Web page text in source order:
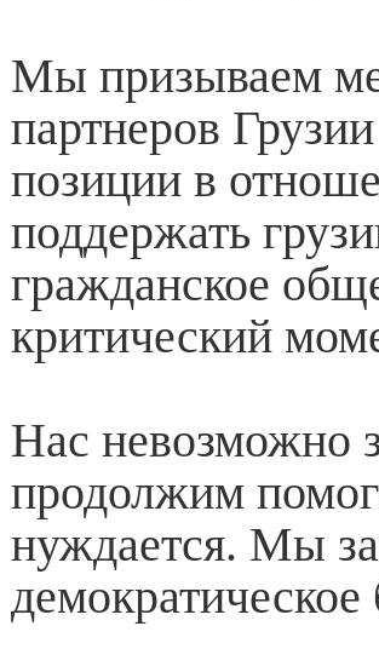
Мы призываем
партнеров
позиции в
поддержать
гражданское
критический
Нас невозможно
продолжим
нуждается. Мы